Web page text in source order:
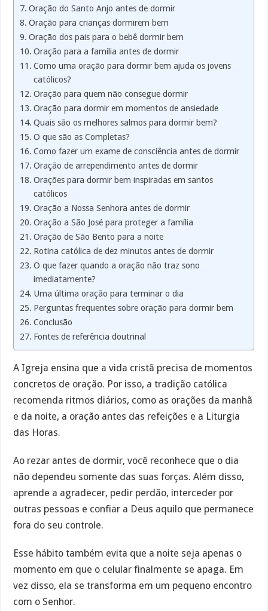
Oração do Santo Anjo antes de dormir
Oração para crianças dormirem bem
Oração dos pais para o bebê dormir bem
Oração para a família antes de dormir
Como uma oração para dormir bem ajuda os jovens
católicos?
Oração para quem não consegue dormir
Oração para dormir em momentos de ansiedade
Quais são os melhores salmos para dormir bem?
O que são as Completas?
Como fazer um exame de consciência antes de dormir
Oração de arrependimento antes de dormir
Orações para dormir bem inspiradas em santos
católicos
Oração a Nossa Senhora antes de dormir
Oração a São José para proteger a família
Oração de São Bento para a noite
Rotina católica de dez minutos antes de dormir
O que fazer quando a oração não traz sono
imediatamente?
Uma última oração para terminar o dia
Perguntas frequentes sobre oração para dormir bem
Conclusão
Fontes de referência doutrinal
A Igreja ensina que a vida cristã precisa de momentos
concretos de oração. Por isso, a tradição católica
recomenda ritmos diários, como as orações da manhã
e da noite, a oração antes das refeições e a Liturgia
das Horas.
Ao rezar antes de dormir, você reconhece que o dia
não dependeu somente das suas forças. Além disso,
aprende a agradecer, pedir perdão, interceder por
outras pessoas e confiar a Deus aquilo que permanece
fora do seu controle.
Esse hábito também evita que a noite seja apenas o
momento em que o celular finalmente se apaga. Em
vez disso, ela se transforma em um pequeno encontro
com o Senhor.